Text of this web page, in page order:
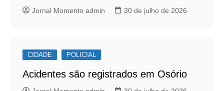
Jornal Momento admin 30 de julho de 2026
CIDADE POLICIAL
Acidentes são registrados em Osório